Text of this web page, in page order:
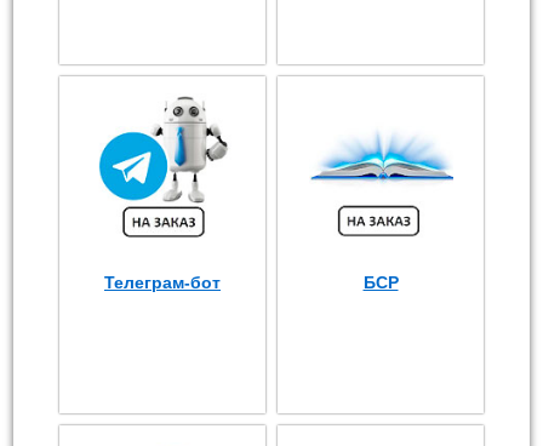
Телеграм-бот БСР